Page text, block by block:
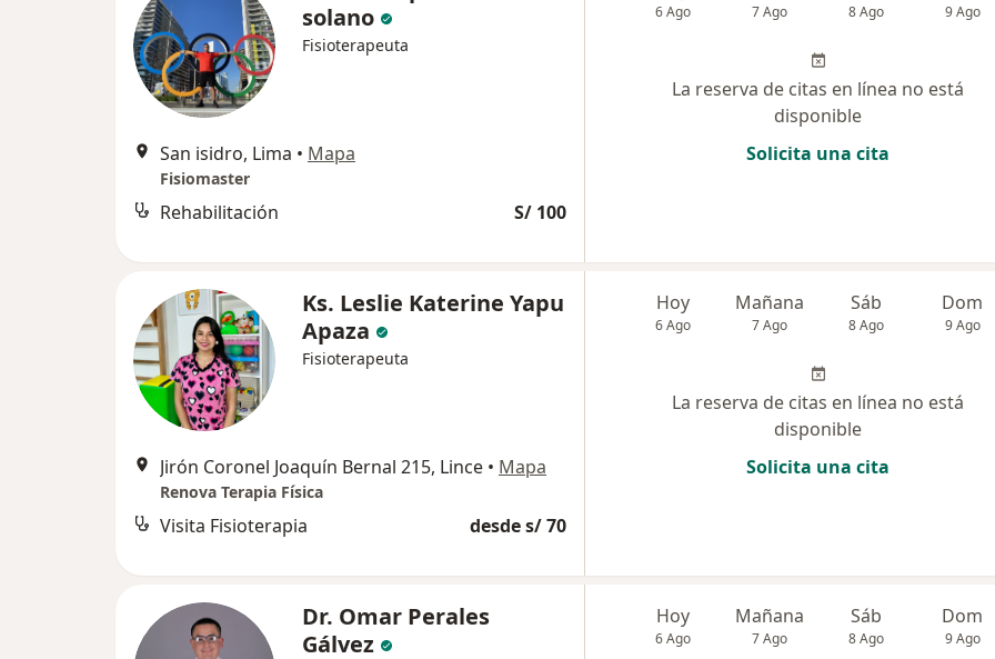
solano
Fisioterapeuta
San isidro, Lima • Mapa
Fisiomaster
Rehabilitación S/ 100
6 Ago 7 Ago 8 Ago 9 Ago
La reserva de citas en línea no está
disponible
Solicita una cita
Ks. Leslie Katerine Yapu
Apaza
Fisioterapeuta
Jirón Coronel Joaquín Bernal 215, Lince • Mapa
Renova Terapia Física
Visita Fisioterapia desde s/ 70
Hoy
6 Ago
Mañana
7 Ago
Sáb
8 Ago
Dom
9 Ago
La reserva de citas en línea no está
disponible
Solicita una cita
Dr. Omar Perales
Gálvez
Hoy
6 Ago
Mañana
7 Ago
Sáb
8 Ago
Dom
9 Ago